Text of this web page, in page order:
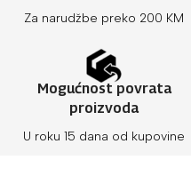
Za narudžbe preko 200 KM
Mogućnost povrata
proizvoda
U roku 15 dana od kupovine